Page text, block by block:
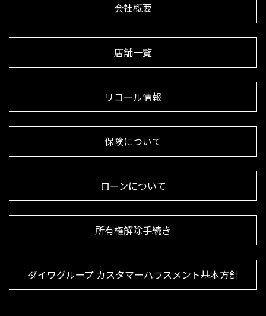
会社概要
店舗一覧
リコール情報
保険について
ローンについて
所有権解除手続き
ダイワグループ カスタマーハラスメント基本方針